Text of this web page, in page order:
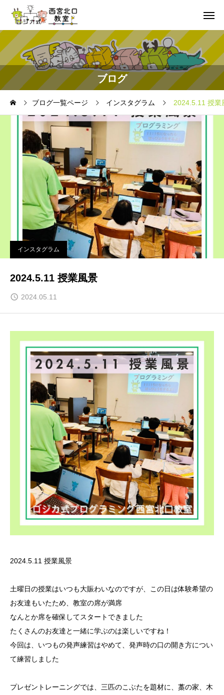
ブログ
ブログ一覧ページ インスタグラム 2024.5.11 授業
インスタグラム
2024.5.11 授業風景
2024.05.11
2024.5.11 授業風景
土曜日の授業はいつも大賑わいなのですが、この日は体験希望の
お友達もいたため、教室の席が満席
なんとか席を確保してスタートできました
たくさんのお友達と一緒に学ぶのは楽しいですね！
今回は、いつもの発声練習はやめて、発声時の口の開き方につい
て練習しました️
プレゼントレーニングでは、三匹のこぶたを題材に、藁の家、木